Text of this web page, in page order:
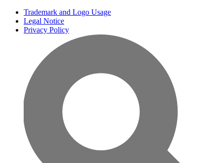
Trademark and Logo Usage
Legal Notice
Privacy Policy